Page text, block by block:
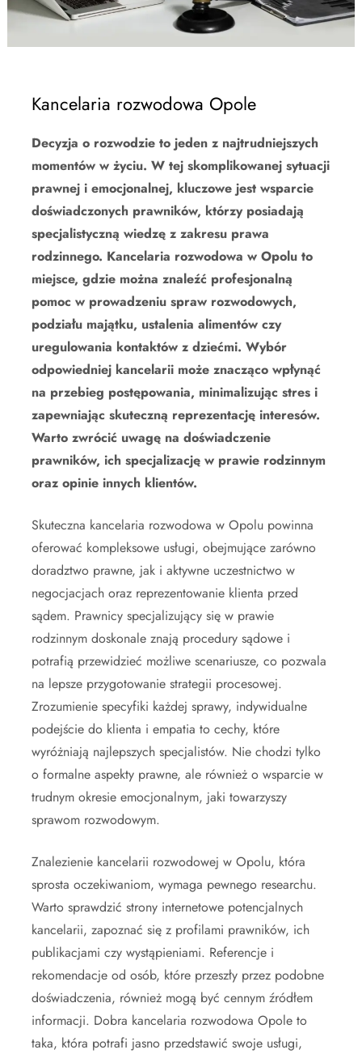
Kancelaria rozwodowa Opole
Decyzja o rozwodzie to jeden z najtrudniejszych
momentów w życiu. W tej skomplikowanej sytuacji
prawnej i emocjonalnej, kluczowe jest wsparcie
doświadczonych prawników, którzy posiadają
specjalistyczną wiedzę z zakresu prawa
rodzinnego. Kancelaria rozwodowa w Opolu to
miejsce, gdzie można znaleźć profesjonalną
pomoc w prowadzeniu spraw rozwodowych,
podziału majątku, ustalenia alimentów czy
uregulowania kontaktów z dziećmi. Wybór
odpowiedniej kancelarii może znacząco wpłynąć
na przebieg postępowania, minimalizując stres i
zapewniając skuteczną reprezentację interesów.
Warto zwrócić uwagę na doświadczenie
prawników, ich specjalizację w prawie rodzinnym
oraz opinie innych klientów.
Skuteczna kancelaria rozwodowa w Opolu powinna
oferować kompleksowe usługi, obejmujące zarówno
doradztwo prawne, jak i aktywne uczestnictwo w
negocjacjach oraz reprezentowanie klienta przed
sądem. Prawnicy specjalizujący się w prawie
rodzinnym doskonale znają procedury sądowe i
potrafią przewidzieć możliwe scenariusze, co pozwala
na lepsze przygotowanie strategii procesowej.
Zrozumienie specyfiki każdej sprawy, indywidualne
podejście do klienta i empatia to cechy, które
wyróżniają najlepszych specjalistów. Nie chodzi tylko
o formalne aspekty prawne, ale również o wsparcie w
trudnym okresie emocjonalnym, jaki towarzyszy
sprawom rozwodowym.
Znalezienie kancelarii rozwodowej w Opolu, która
sprosta oczekiwaniom, wymaga pewnego researchu.
Warto sprawdzić strony internetowe potencjalnych
kancelarii, zapoznać się z profilami prawników, ich
publikacjami czy wystąpieniami. Referencje i
rekomendacje od osób, które przeszły przez podobne
doświadczenia, również mogą być cennym źródłem
informacji. Dobra kancelaria rozwodowa Opole to
taka, która potrafi jasno przedstawić swoje usługi,